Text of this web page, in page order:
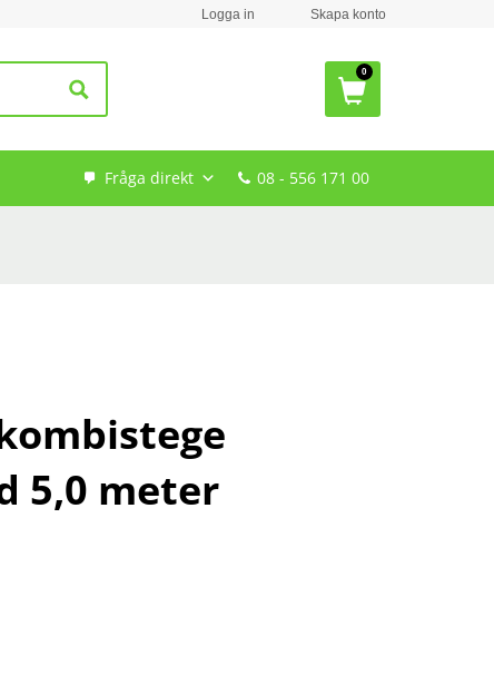
Logga in Skapa konto
08 - 556 171 00
Fråga direkt
5,0 meter